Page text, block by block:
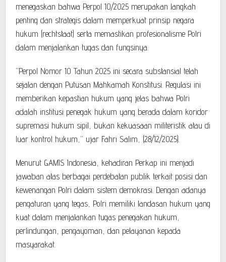
menegaskan bahwa Perpol 10/2025 merupakan langkah
penting dan strategis dalam memperkuat prinsip negara
hukum (rechtstaat) serta memastikan profesionalisme Polri
dalam menjalankan tugas dan fungsinya.
“Perpol Nomor 10 Tahun 2025 ini secara substansial telah
sejalan dengan Putusan Mahkamah Konstitusi. Regulasi ini
memberikan kepastian hukum yang jelas bahwa Polri
adalah institusi penegak hukum yang berada dalam koridor
supremasi hukum sipil, bukan kekuasaan militeristik atau di
luar kontrol hukum,” ujar Fahri Salim, (28/12/2025).
Menurut GAMIS Indonesia, kehadiran Perkap ini menjadi
jawaban atas berbagai perdebatan publik terkait posisi dan
kewenangan Polri dalam sistem demokrasi. Dengan adanya
pengaturan yang tegas, Polri memiliki landasan hukum yang
kuat dalam menjalankan tugas penegakan hukum,
perlindungan, pengayoman, dan pelayanan kepada
masyarakat.